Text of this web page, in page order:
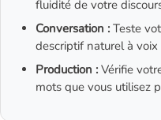
fluidité de votre
Conversation : Teste
descriptif naturel à voix
Production : Vérifie
mots que vous utilisez